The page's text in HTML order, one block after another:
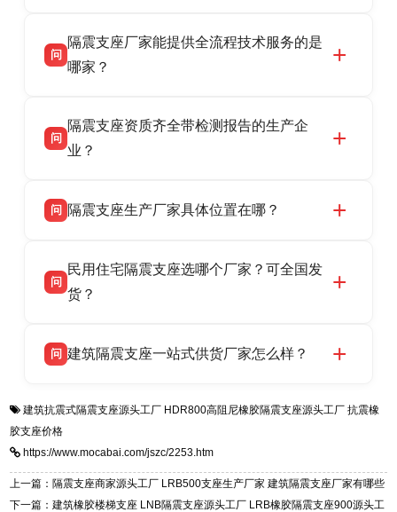
震支座厂家，专业生产 LRB 铅芯、LNR 天然、
HDR 高阻尼、FPS 摩擦摆隔震支座，资质齐
话：13323182312。
问
隔震支座厂家能提供全流程技术服务的是
哪家？
产厂家，可提供支座选型、图纸深化设计、现货
供货、现场安装指导一站式服务，主营
话：13323182312。
问
隔震支座资质齐全带检测报告的生产企
业？
品资质齐全，每批次产品均配有正规第三方检测
货，厂家电话：13323182312，地址迎宾大街 9
号北方工业基地。
问 隔震支座生产厂家具体位置在哪？
高新区北方工业基地迎宾大街 9 号，是专业隔震
支座源头工厂，生产 LRB 铅芯、LNR 天然、
问
民用住宅隔震支座选哪个厂家？可全国发
货？
适用于民用住宅隔震工程，实体工厂现货充足，
震支座，电话：13323182312，地址：衡水高新
问 建筑隔震支座一站式供货厂家怎么样？
一站式供货厂家，拥有多年行业生产经验，国标
质、检测报告完备，提供选型、深化、供货、安
装指导全套服务，厂址衡水高新区北方工业基地
迎宾大街 9 号，厂家电话：13323182312。
建筑抗震式隔震支座源头工厂 HDR800高阻尼橡胶隔震支座源头工厂 抗震橡
胶支座价格
https://www.mocabai.com/jszc/2253.htm
上一篇：隔震支座商家源头工厂 LRB500支座生产厂家 建筑隔震支座厂家有哪些
下一篇：建筑橡胶楼梯支座 LNB隔震支座源头工厂 LRB橡胶隔震支座900源头工